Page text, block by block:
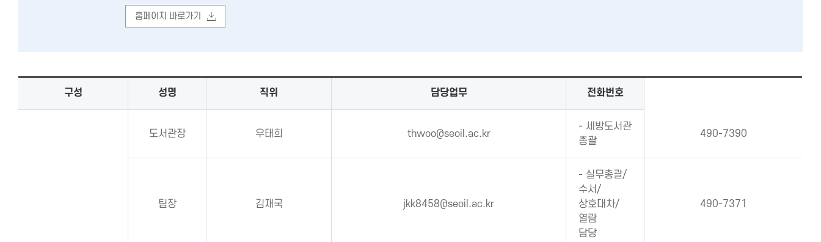
홈페이지 바로가기
구성 성명 직위 담당업무 전화번호
도서관장 우태희 thwoo@seoil.ac.kr
- 세방도서관
총괄
490-7390
팀장 김재국 jkk8458@seoil.ac.kr
- 실무총괄/
수서/
상호대차/
열람
담당
490-7371